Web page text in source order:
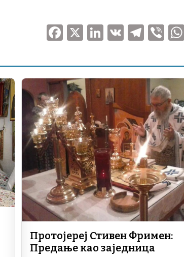
F
a
c
e
b
o
o
k
X
Li
n
k
e
dI
n
V
K
T
el
e
gr
a
m
V
ib
er
Протојереј Стивен Фримен:
Предање као заједница